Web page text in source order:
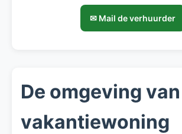
✉ Mail de verhuurder
De omgeving
vakantiewoning